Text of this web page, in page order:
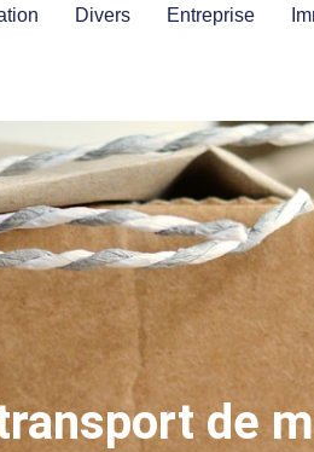
Divers Entreprise
de